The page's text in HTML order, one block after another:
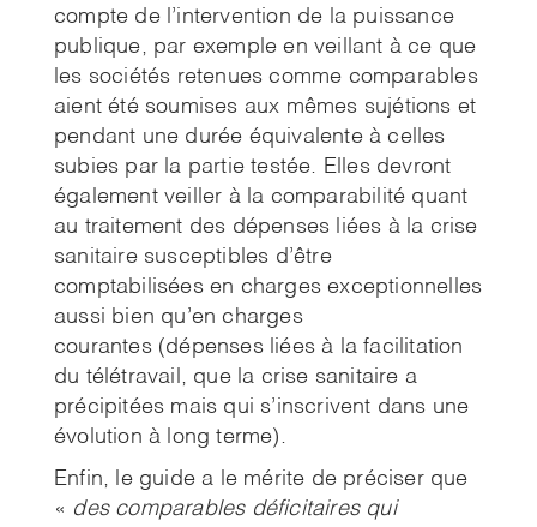
compte de l’intervention de la puissance
publique, par exemple en veillant à ce que
les sociétés retenues comme comparables
aient été soumises aux mêmes sujétions et
pendant une durée équivalente à celles
subies par la partie testée. Elles devront
également veiller à la comparabilité quant
au traitement des dépenses liées à la crise
sanitaire susceptibles d’être
comptabilisées en charges exceptionnelles
aussi bien qu’en charges
courantes (dépenses liées à la facilitation
du télétravail, que la crise sanitaire a
précipitées mais qui s’inscrivent dans une
évolution à long terme).
Enfin, le guide a le mérite de préciser que
« des comparables déficitaires qui